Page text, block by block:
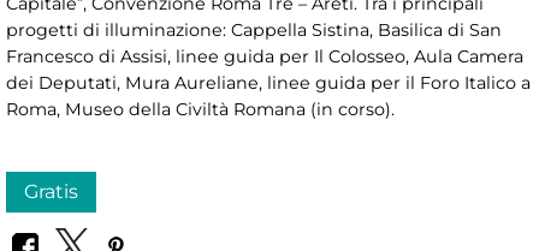
progetti di illuminazione: Cappella Sistina, Basilica di San
Francesco di Assisi, linee guida per Il Colosseo, Aula Camera
dei Deputati, Mura Aureliane, linee guida per il Foro Italico a
Roma, Museo della Civiltà Romana (in corso).
Gratis